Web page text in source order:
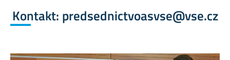
Kontakt: predsednictvoasvse@vse.cz